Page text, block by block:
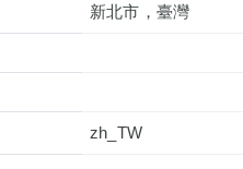
新北市，臺灣
zh_TW